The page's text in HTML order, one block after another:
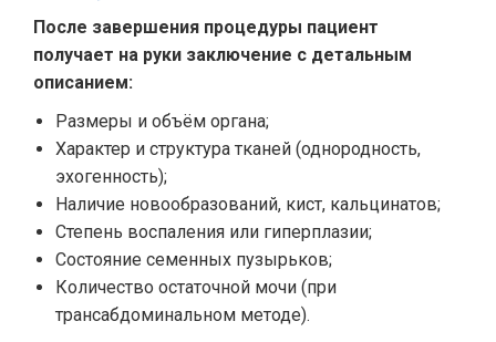
После завершения процедуры пациент
получает на руки заключение с детальным
описанием:
Размеры и объём органа;
Характер и структура тканей (однородность,
эхогенность);
Наличие новообразований, кист, кальцинатов;
Степень воспаления или гиперплазии;
Состояние семенных пузырьков;
Количество остаточной мочи (при
трансабдоминальном методе).